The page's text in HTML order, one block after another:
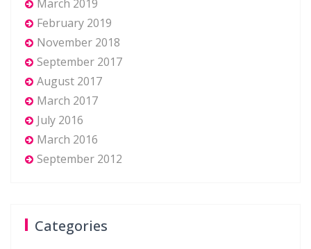
March 2019
February 2019
November 2018
September 2017
August 2017
March 2017
July 2016
March 2016
September 2012
Categories